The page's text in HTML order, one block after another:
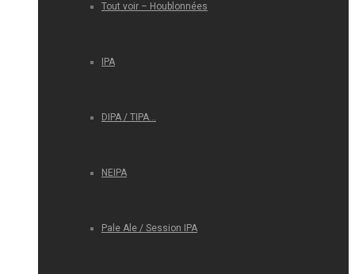
Tout voir – Houblonnées
IPA
DIPA / TIPA…
NEIPA
Pale Ale / Session IPA